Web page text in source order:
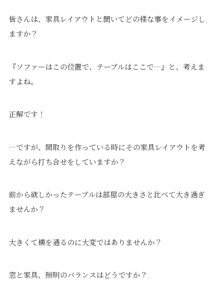
採用情報
皆さんは、家具レイアウトと聞いてどの様な事をイメージし
ますか？
『ソファーはこの位置で、テーブルはここで…』と、考えま
すよね。
正解です！
…ですが、間取りを作っている時にその家具レイアウトを考
えながら打ち合せをしていますか？
前から欲しかったテーブルは部屋の大きさと比べて大き過ぎ
ませんか？
大きくて横を通るのに大変ではありませんか？
窓と家具、照明のバランスはどうですか？